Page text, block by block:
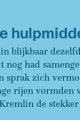
blijkbaar
had
sprak zich
rijen
de